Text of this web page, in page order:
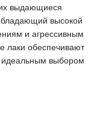
выдающиеся
высокой
и агрессивным
лаки обеспечивают
идеальным выбором